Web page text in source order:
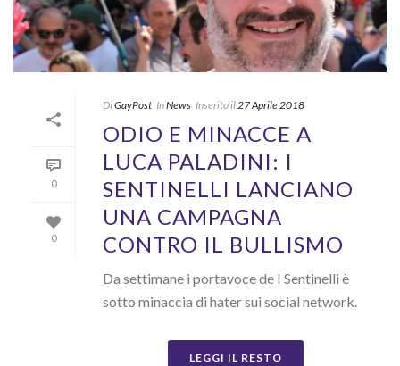
0
0
DiGayPost InNews Inserito il27 Aprile 2018
ODIO E MINACCE A
LUCA PALADINI: I
SENTINELLI LANCIANO
UNA CAMPAGNA
CONTRO IL BULLISMO
Da settimane i portavoce de I Sentinelli è
sotto minaccia di hater sui social network.
LEGGI IL RESTO